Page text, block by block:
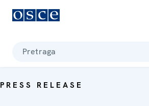
Pretraga
PRESS RELEASE